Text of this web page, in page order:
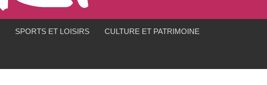
SPORTS ET LOISIRS CULTURE ET PATRIMOINE